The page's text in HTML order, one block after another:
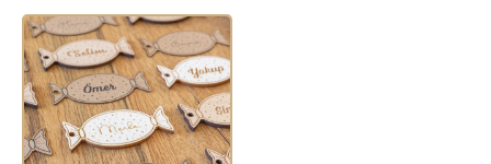
Varianten
auf.
Die
Optionen
können
auf